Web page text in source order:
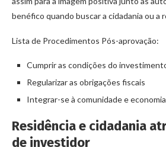
benéfico quando buscar a cidadania ou a
Lista de Procedimentos Pós-aprovação:
Cumprir as condições do
Regularizar as obrigações fiscais
Integrar-se à comunidade e
Residência e cidadania
de investidor